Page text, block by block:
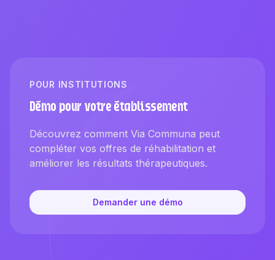
POUR INSTITUTIONS
Démo pour votre établissement
Découvrez comment Via Communa peut
compléter vos offres de réhabilitation et
améliorer les résultats thérapeutiques.
Demander une démo